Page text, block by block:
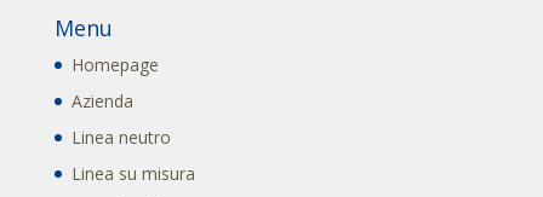
Menu
Homepage
Azienda
Linea neutro
Linea su misura